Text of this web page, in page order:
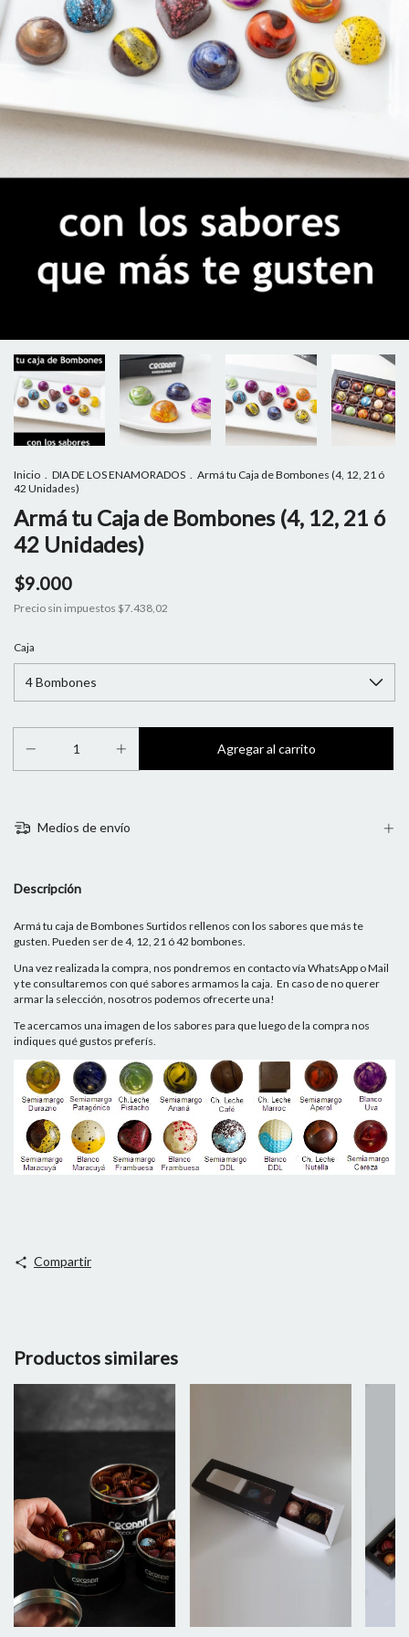
Inicio . DIA DE LOS ENAMORADOS . Armá tu Caja de Bombones (4, 12, 21 ó
42 Unidades)
Armá tu Caja de Bombones (4, 12, 21 ó
42 Unidades)
$9.000
Precio sin impuestos $7.438,02
Caja
Medios de envío
Descripción
Armá tu caja de Bombones Surtidos rellenos con los sabores que más te
gusten. Pueden ser de 4, 12, 21 ó 42 bombones.
Una vez realizada la compra, nos pondremos en contacto vía WhatsApp o Mail
y te consultaremos con qué sabores armamos la caja. En caso de no querer
armar la selección, nosotros podemos ofrecerte una!
Te acercamos una imagen de los sabores para que luego de la compra nos
indiques qué gustos preferís.
Compartir
Productos similares